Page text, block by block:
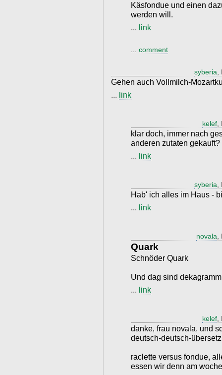
Käsfondue und einen
werden will.
... link
comment
syberia
Gehen auch Vollmilch-
... link
kelef
klar doch, immer nach
anderen zutaten gekauft?
... link
syberia
Hab' ich alles im Haus -
... link
novala
Quark
Schnöder Quark
Und dag sind dekagramm
... link
kelef
danke, frau novala, und
deutsch-deutsch-
raclette versus fondue,
essen wir denn am